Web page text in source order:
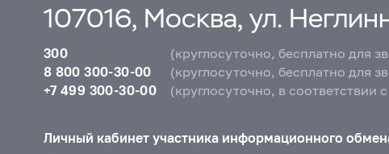
107016, Москва, ул.
300
(круглосуточно, бесплатно для
8 800 300-30-00
(круглосуточно, бесплатно для
+7 499 300-30-00
(круглосуточно, в соответствии
Личный кабинет участника информационного